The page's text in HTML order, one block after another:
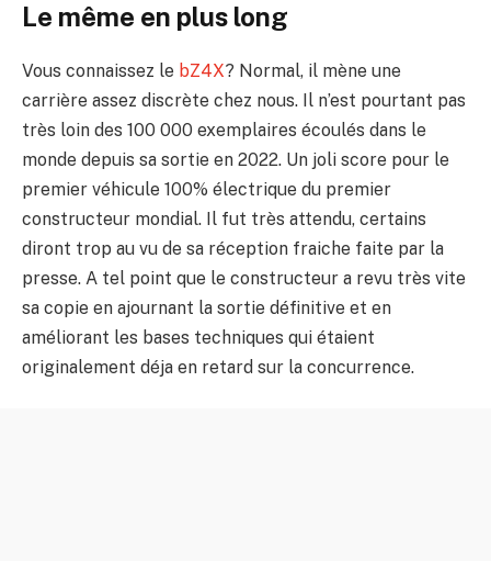
Le même en plus long
Vous connaissez le bZ4X? Normal, il mène une
carrière assez discrète chez nous. Il n’est pourtant pas
très loin des 100 000 exemplaires écoulés dans le
monde depuis sa sortie en 2022. Un joli score pour le
premier véhicule 100% électrique du premier
constructeur mondial. Il fut très attendu, certains
diront trop au vu de sa réception fraiche faite par la
presse. A tel point que le constructeur a revu très vite
sa copie en ajournant la sortie définitive et en
améliorant les bases techniques qui étaient
originalement déja en retard sur la concurrence.